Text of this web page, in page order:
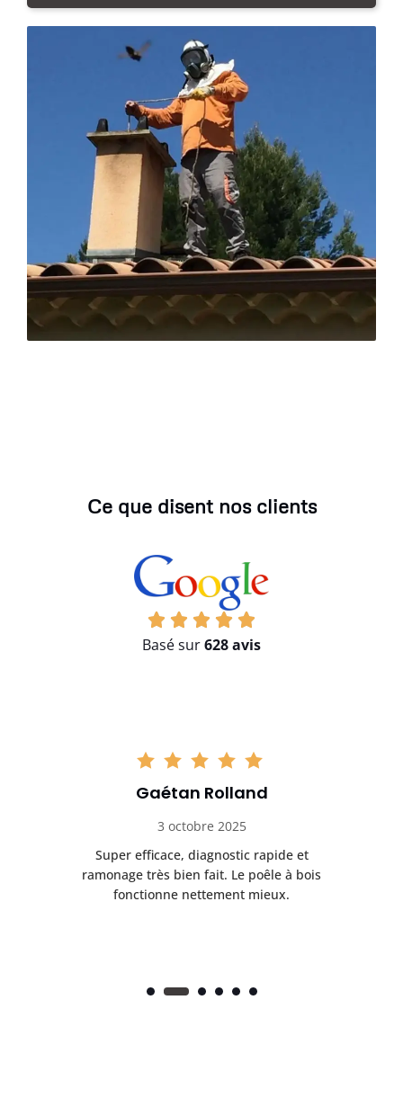
Ce que disent nos clients
Basé sur628 avis
Gaétan Rolland
3 octobre 2025
Super efficace, diagnostic rapide et
ramonage très bien fait. Le poêle à bois
fonctionne nettement mieux.